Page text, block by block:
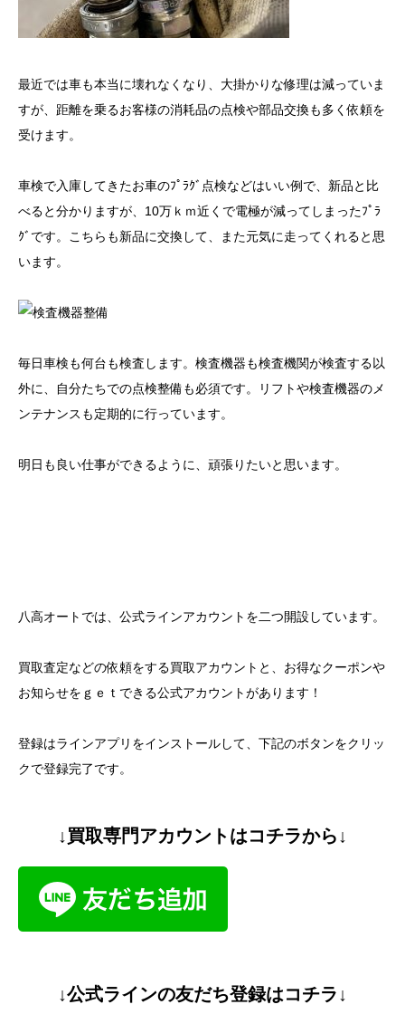
最近では車も本当に壊れなくなり、大掛かりな修理は減っていま
すが、距離を乗るお客様の消耗品の点検や部品交換も多く依頼を
受けます。
車検で入庫してきたお車のﾌﾟﾗｸﾞ点検などはいい例で、新品と比
べると分かりますが、10万ｋｍ近くで電極が減ってしまったﾌﾟﾗ
ｸﾞです。こちらも新品に交換して、また元気に走ってくれると思
います。
毎日車検も何台も検査します。検査機器も検査機関が検査する以
外に、自分たちでの点検整備も必須です。リフトや検査機器のメ
ンテナンスも定期的に行っています。
明日も良い仕事ができるように、頑張りたいと思います。
八高オートでは、公式ラインアカウントを二つ開設しています。
買取査定などの依頼をする買取アカウントと、お得なクーポンや
お知らせをｇｅｔできる公式アカウントがあります！
登録はラインアプリをインストールして、下記のボタンをクリッ
クで登録完了です。
↓買取専門アカウントはコチラから↓
↓公式ラインの友だち登録はコチラ↓